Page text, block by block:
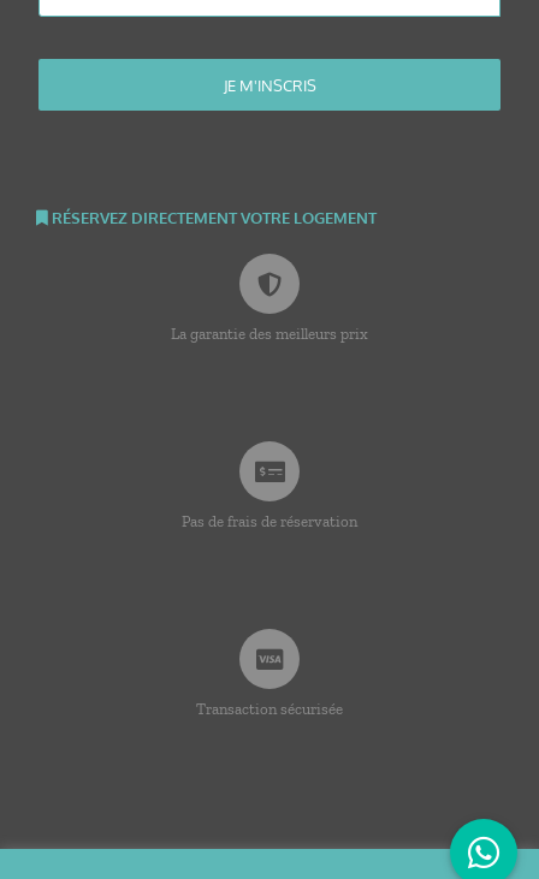
RÉSERVEZ DIRECTEMENT VOTRE LOGEMENT
La garantie des meilleurs prix
Pas de frais de réservation
Transaction sécurisée